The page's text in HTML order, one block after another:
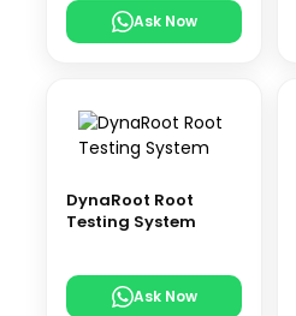
Hydraulic Servo
Universal Testing
Ask Now
DynaRoot Root
Testing System
Ask Now